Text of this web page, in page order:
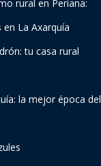
rural en Periana:
La Axarquía
tu casa rural
la mejor época del